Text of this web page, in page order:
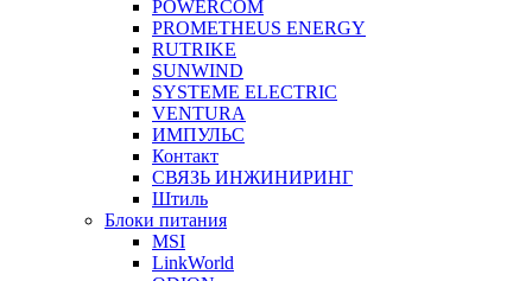
POWERCOM
PROMETHEUS ENERGY
RUTRIKE
SUNWIND
SYSTEME ELECTRIC
VENTURA
ИМПУЛЬС
Контакт
СВЯЗЬ ИНЖИНИРИНГ
Штиль
Блоки питания
MSI
LinkWorld